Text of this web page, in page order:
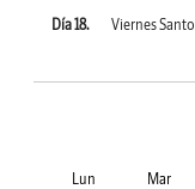
Día 18. Viernes Santo
Lun Mar